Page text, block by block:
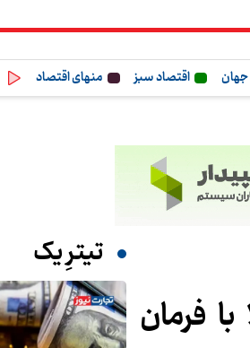
جهان اقتصاد سبز منهای اقتصاد
1404 / بازار طلا با فرمان
تیترِ یک